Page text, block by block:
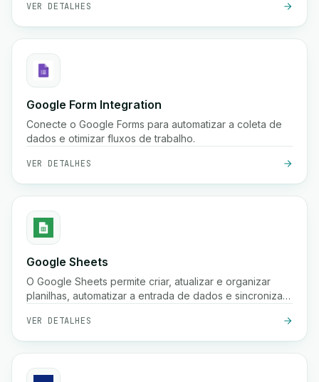
VER DETALHES
Google Form Integration
Conecte o Google Forms para automatizar a coleta de
dados e otimizar fluxos de trabalho.
VER DETALHES
Google Sheets
O Google Sheets permite criar, atualizar e organizar
planilhas, automatizar a entrada de dados e sincronizar
colaboração e insights.
VER DETALHES